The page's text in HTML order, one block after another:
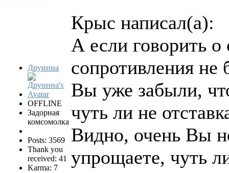
Друинна
OFFLINE
Задорная
комсомолка
Posts: 3569
Thank you
received: 41
Karma: 7
Крыс написал(а):
А если говорить о
сопротивления не
Вы уже забыли,
чуть ли не
Видно, очень Вы
упрощаете, чуть